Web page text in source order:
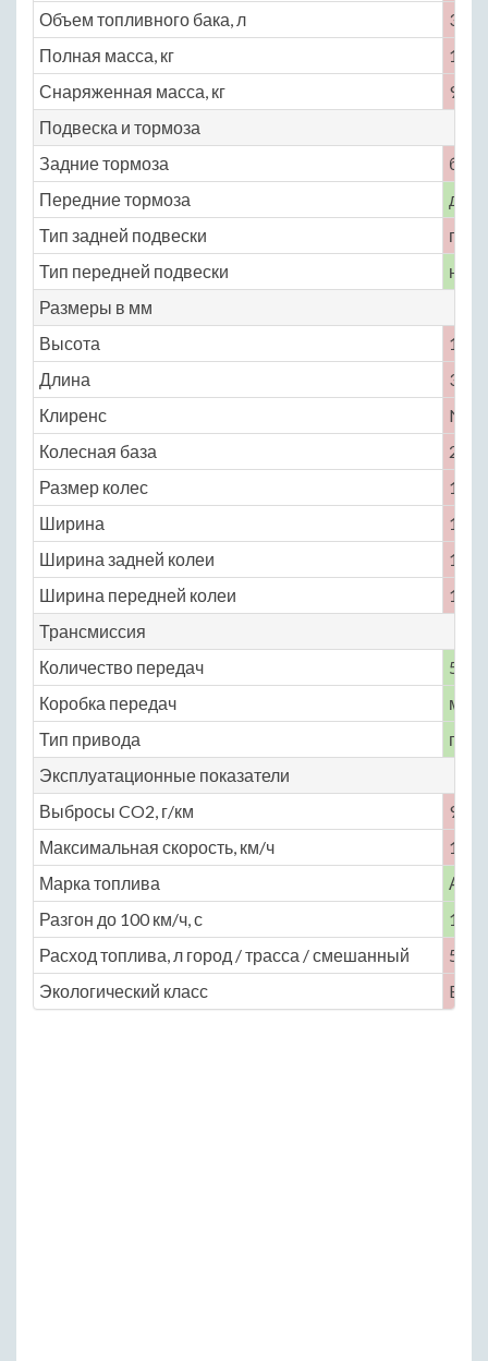
Объем топливного бака, л
35
Полная масса, кг
1240
Снаряженная масса, кг
915
Подвеска и тормоза
Задние тормоза
Передние тормоза
Тип задней подвески
Тип передней подвески
Размеры в мм
Высота
1460
Длина
3475
Клиренс
No
Колесная база
2340
Размер колес
165
Ширина
1615
Ширина задней колеи
1420
Ширина передней колеи
1425
Трансмиссия
Количество передач
5
Коробка передач
Тип привода
Эксплуатационные показатели
Выбросы CO2, г/км
95
Максимальная скорость, км/ч
160
Марка топлива
АИ-
Разгон до 100 км/ч, с
13
Расход топлива, л город / трасса / смешанный
5 /
Экологический класс
Euro